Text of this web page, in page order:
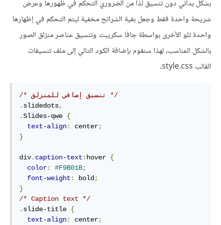
بشكل بدائي دون تنسيق لذا من الضروري التحكم في ظهورها وعرض
شريحة واحدة فقط وجعل بقية الشرائح مخفية ليتم التحكم في إظهارها
واحدة تلو الآخرى بواسطة جافا سكريبت وتنسيق عناصر منزلق الصور
بالشكل المناسب، لهذا سنقوم بإضافة الكود التالي إلى ملف تنسيقات
القالب style.css.
/* تنسيق إضافي للمنزلق */
. slidedots,
.Slides-qwe {
text-align: center;
}
div. caption-text : hover {
color: #F9B01B;
font-weight : bold;
}
/* Caption text */
. slide-title {
text-align: center;